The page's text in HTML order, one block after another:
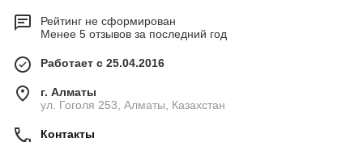
Рейтинг не сформирован
Менее 5 отзывов за последний год
Работает с 25.04.2016
г. Алматы
ул. Гоголя 253, Алматы, Казахстан
Контакты